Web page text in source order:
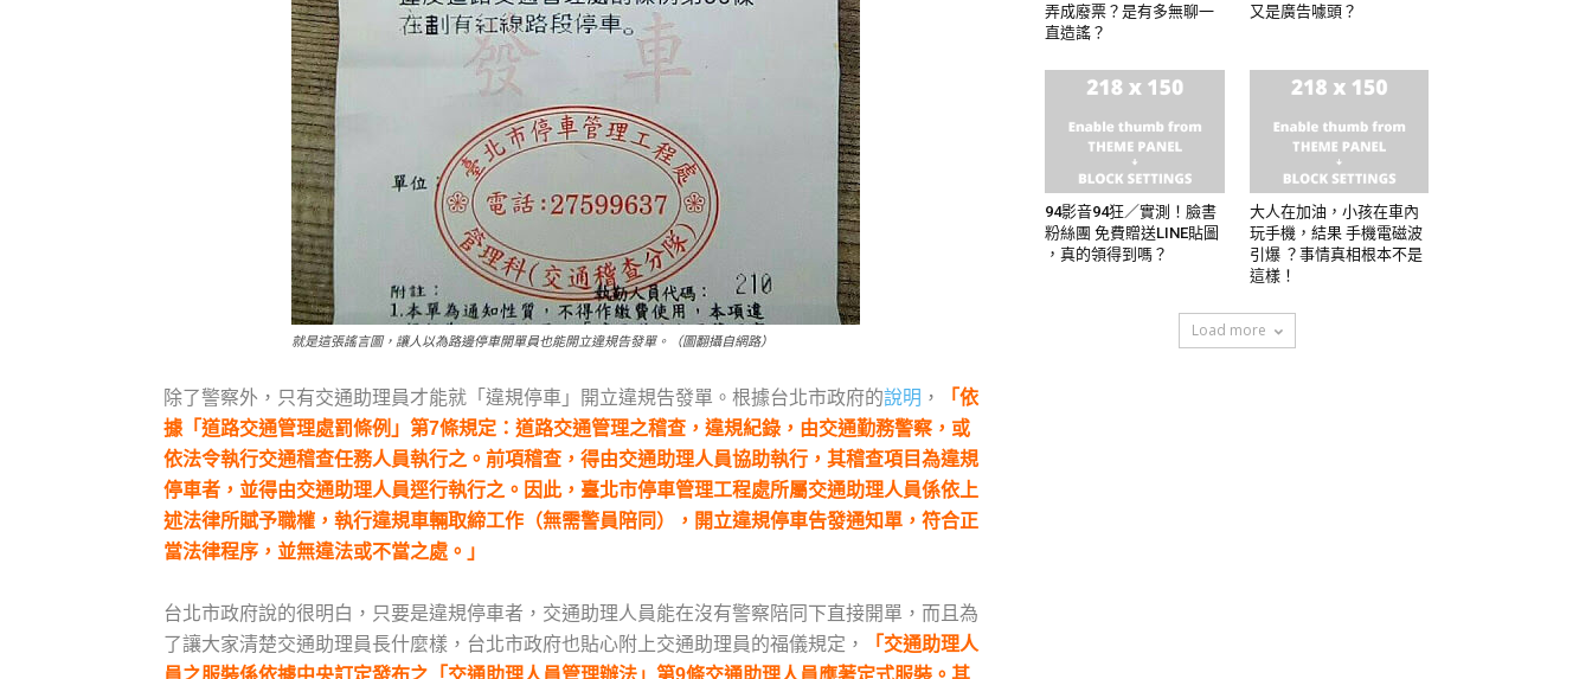
就是這張謠言圖，讓人以為路邊停車開單員也能開立違規告發單。（圖翻攝自網路）
除了警察外，只有交通助理員才能就「違規停車」開立違規告發單。根據台北市政府的說明 ，
「依
據「道路交通管理處罰條例」第7條規定：道路交通管理之稽查，違規紀錄，由交通勤務警察，或
依法令執行交通稽查任務人員執行之。前項稽查，得由交通助理人員協助執行，其稽查項目為違規
停車者，並得由交通助理人員逕行執行之。因此，臺北市停車管理工程處所屬交通助理人員係依上
述法律所賦予職權，執行違規車輛取締工作（無需警員陪同），開立違規停車告發通知單，符合正
當法律程序，並無違法或不當之處。」
台北市政府說的很明白，只要是違規停車者，交通助理人員能在沒有警察陪同下直接開單，而且為
了讓大家清楚交通助理員長什麼樣，台北市政府也貼心附上交通助理員的福儀規定，
「交通助理人
員之服裝係依據中央訂定發布之「交通助理人員管理辦法」第9條交通助理人員應著定式服裝。其
弄成廢票？是有多無聊一
直造謠？
又是廣告噱頭？
94影音94狂／實測！臉書
粉絲團 免費贈送LINE貼圖
，真的領得到嗎？
大人在加油，小孩在車內
玩手機，結果 手機電磁波
引爆 ？事情真相根本不是
這樣！
Load more